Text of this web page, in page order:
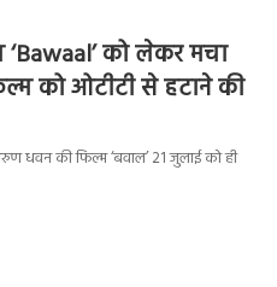
को लेकर मचा
को ओटीटी से हटाने की
धवन की फिल्म ‘बवाल’ 21 जुलाई को ही